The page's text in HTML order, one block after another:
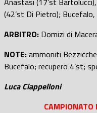
(42’st Di Pietro); Bucefalo,
ARBITRO: Domizi di
NOTE:ammoniti
Bucefalo; recupero 4’st;
Luca Ciappelloni
CAMPIONATO